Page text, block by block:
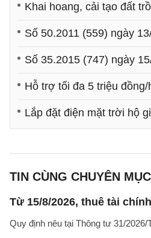
Khai hoang, cải tạo đất
Số 50.2011 (559) ngày
Số 35.2015 (747) ngày
Hỗ trợ tối đa 5 triệu
Lắp đặt điện mặt trời hộ
TIN CÙNG CHUYÊN MỤC
Từ 15/8/2026, thuê tài
Quy định nêu tại Thông tư 31/